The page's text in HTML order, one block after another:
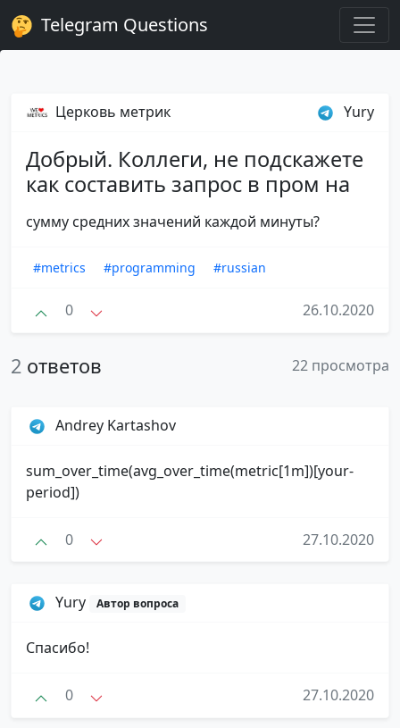
Telegram Questions
Церковь метрик Yury
Добрый. Коллеги, не подскажете
как составить запрос в пром на
сумму средних значений каждой минуты?
#metrics #programming #russian
0 26.10.2020
2 ответов 22 просмотра
Andrey Kartashov
sum_over_time(avg_over_time(metric[1m])[your-
period])
0 27.10.2020
Yury Автор вопроса
Спасибо!
0 27.10.2020